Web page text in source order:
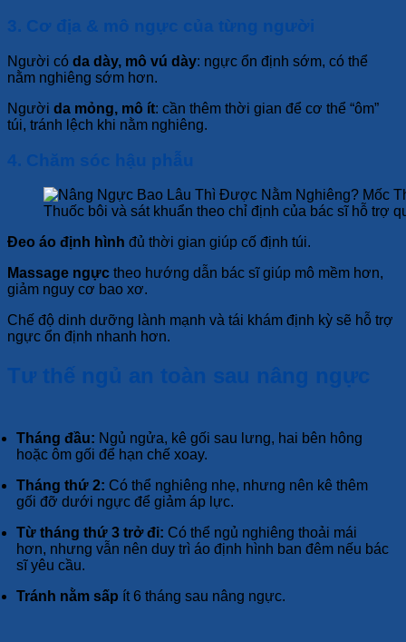
3. Cơ địa & mô ngực của từng người
Người có da dày, mô vú dày: ngực ổn định sớm, có thể
nằm nghiêng sớm hơn.
Người da mỏng, mô ít: cần thêm thời gian để cơ thể “ôm”
túi, tránh lệch khi nằm nghiêng.
4. Chăm sóc hậu phẫu
Thuốc bôi và sát khuẩn theo chỉ định của bác sĩ hỗ trợ
Đeo áo định hình đủ thời gian giúp cố định túi.
Massage ngực theo hướng dẫn bác sĩ giúp mô mềm hơn,
giảm nguy cơ bao xơ.
Chế độ dinh dưỡng lành mạnh và tái khám định kỳ sẽ hỗ trợ
ngực ổn định nhanh hơn.
Tư thế ngủ an toàn sau nâng ngực
Tháng đầu: Ngủ ngửa, kê gối sau lưng, hai bên hông
hoặc ôm gối để hạn chế xoay.
Tháng thứ 2: Có thể nghiêng nhẹ, nhưng nên kê thêm
gối đỡ dưới ngực để giảm áp lực.
Từ tháng thứ 3 trở đi: Có thể ngủ nghiêng thoải mái
hơn, nhưng vẫn nên duy trì áo định hình ban đêm nếu bác
sĩ yêu cầu.
Tránh nằm sấp ít 6 tháng sau nâng ngực.